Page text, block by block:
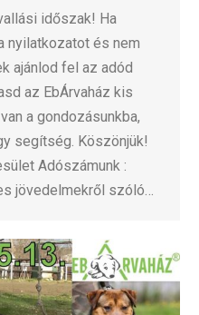
időszak! Ha
nyilatkozatot és nem
ajánlod fel az adód
az EbÁrvaház kis
a gondozásunkba,
segítség. Köszönjük!
Adószámunk :
jövedelmekről szóló…